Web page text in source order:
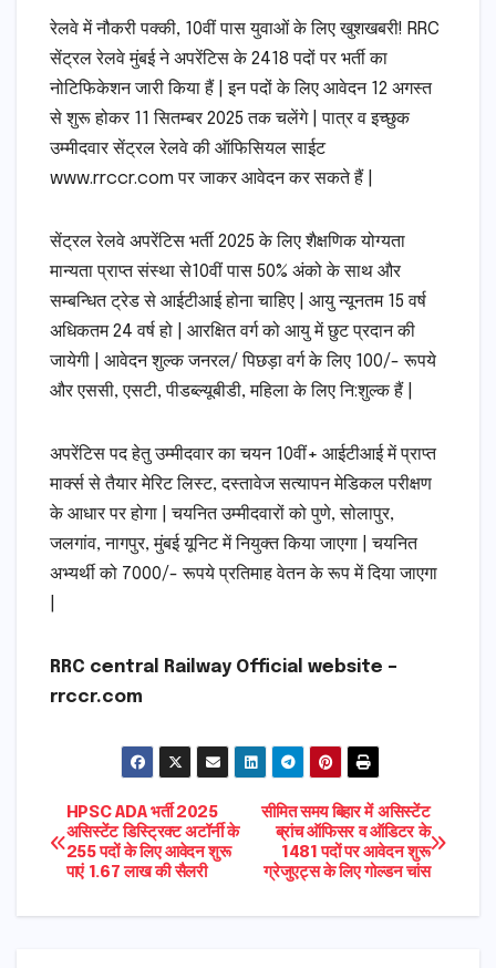
रेलवे में नौकरी पक्की, 10वीं पास युवाओं के लिए खुशखबरी! RRC
सेंट्रल रेलवे मुंबई ने अपरेंटिस के 2418 पदों पर भर्ती का
नोटिफिकेशन जारी किया हैं | इन पदों के लिए आवेदन 12 अगस्त
से शुरू होकर 11 सितम्बर 2025 तक चलेंगे | पात्र व इच्छुक
उम्मीदवार सेंट्रल रेलवे की ऑफिसियल साईट
www.rrccr.com पर जाकर आवेदन कर सकते हैं |
सेंट्रल रेलवे अपरेंटिस भर्ती 2025 के लिए शैक्षणिक योग्यता
मान्यता प्राप्त संस्था से10वीं पास 50% अंको के साथ और
सम्बन्धित ट्रेड से आईटीआई होना चाहिए | आयु न्यूनतम 15 वर्ष
अधिकतम 24 वर्ष हो | आरक्षित वर्ग को आयु में छुट प्रदान की
जायेगी | आवेदन शुल्क जनरल/ पिछड़ा वर्ग के लिए 100/- रूपये
और एससी, एसटी, पीडब्ल्यूबीडी, महिला के लिए नि:शुल्क हैं |
अपरेंटिस पद हेतु उम्मीदवार का चयन 10वीं+ आईटीआई में प्राप्त
मार्क्स से तैयार मेरिट लिस्ट, दस्तावेज सत्यापन मेडिकल परीक्षण
के आधार पर होगा | चयनित उम्मीदवारों को पुणे, सोलापुर,
जलगांव, नागपुर, मुंबई यूनिट में नियुक्त किया जाएगा | चयनित
अभ्यर्थी को 7000/- रूपये प्रतिमाह वेतन के रूप में दिया जाएगा
RRC central Railway Official website –
rrccr.com
Post
navigation
सीमित समय बिहार में असिस्टेंट
ब्रांच ऑफिसर व ऑडिटर के
1481 पदों पर आवेदन शुरू
ग्रेजुएट्स के लिए गोल्डन चांस
HPSC ADA भर्ती 2025
असिस्टेंट डिस्ट्रिक्ट अटॉर्नी के
255 पदों के लिए आवेदन शुरू
पाएं 1.67 लाख की सैलरी